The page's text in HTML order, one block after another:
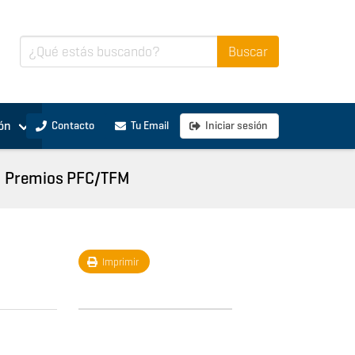
Contacto Tu Email Iniciar sesión
Premios PFC/TFM
Imprimir